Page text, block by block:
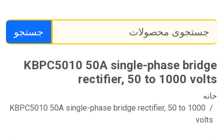
جستجو
KBPC5010 50A single-phase bridge
rectifier, 50 to 1000 volts
خانه
KBPC5010 50A single-phase bridge rectifier, 50 to 1000
volts